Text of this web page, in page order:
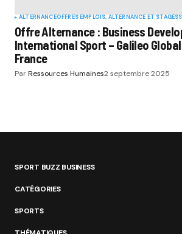
ALTERNANCEOFFRES EMPLOIS, ALTERNANCE ET STAGES
Offre Alternance : Business
International Sport – Galileo
France
ParRessources Humaines2 septembre 2025
SPORT BUZZ BUSINESS
CATÉGORIES
SPORTS